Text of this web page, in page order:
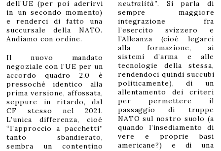
dell’UE (per poi aderirvi
in un secondo momento)
e renderci di fatto una
succursale della NATO.
Andiamo con ordine.
Il nuovo mandato
negoziale con l’UE per un
accordo quadro 2.0 è
pressoché identico alla
prima versione, affossata,
seppure in ritardo, dal
CF stesso nel 2021.
L’unica differenza, cioè
“l’approccio a pacchetti”
tanto sbandierato,
sembra un contentino
neutralità”. Si parla di
sempre maggiore
integrazione fra
l’esercito svizzero e
l’Alleanza (cioè legarci
alla formazione, ai
sistemi d’arma e alle
tecnologie della stessa,
rendendoci quindi succubi
politicamente), di un
allentamento dei criteri
per permettere il
passaggio di truppe
NATO sul nostro suolo (a
quando l’insediamento di
vere e proprie basi
americane?) e di una